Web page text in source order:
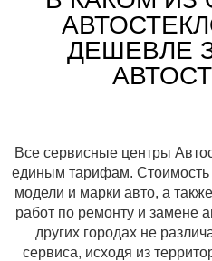
ДЕШЕВЛЕ
Все сервисные центры
единым тарифам. Стоимость
модели и марки авто, а
работ по ремонту и замене
других городах не
сервиса, исходя из